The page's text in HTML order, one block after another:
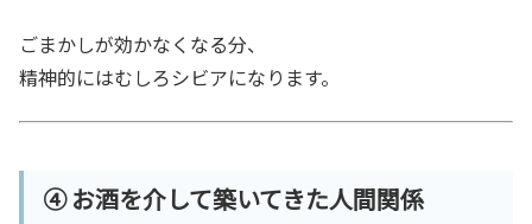
ごまかしが効かなくなる分、
精神的にはむしろシビアになります。
④ お酒を介して築いてきた人間関係